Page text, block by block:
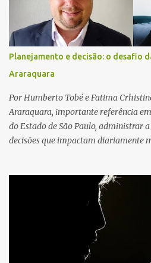
Planejamento e decisão: o desafio
Araraquara
Por Humberto Tobé e Fatima
Araraquara, importante referência
do Estado de São Paulo, administrar
decisões que impactam diariamente
município, mas também de diversas
ampliando significativamente a
o Sistema Único de Saúde (SUS). Nos
Federal tem ampliado investimentos
da atenção básica, da infraestrutura
regionalização dos serviços de